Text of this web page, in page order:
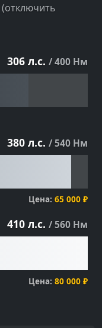
(отключить
306 л.с. / 400 Нм
380 л.с. / 540 Нм
Цена: 65 000 ₽
410 л.с. / 560 Нм
Цена: 80 000 ₽